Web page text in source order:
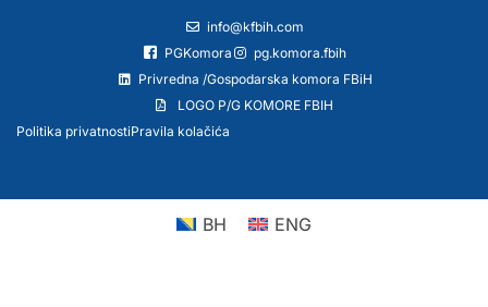
info@kfbih.com
PGKomora
pg.komora.fbih
Privredna /Gospodarska komora FBiH
LOGO P/G KOMORE FBIH
Politika privatnostiPravila kolačića
BH ENG